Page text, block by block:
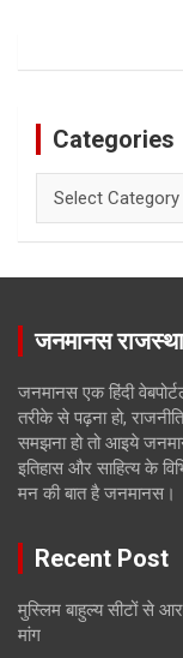
Categories
जनमानस
जनमानस एक हिंदी
तरीके से पढ़ना हो,
समझना हो तो आइये
इतिहास और साहित्य के
मन की बात है जनमानस।
Recent Post
मुस्लिम बाहुल्य सीटों से
मांग